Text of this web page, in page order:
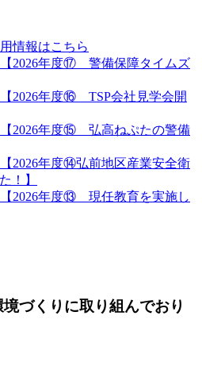
情報はこちら
【2026年度⑰ 警備保障タイムズ
【2026年度⑯ TSP会社見学会開
【2026年度⑮ 弘高ねぷたの警備
【2026年度⑭弘前地区産業安全衛
！】
【2026年度⑬ 現任教育を実施し
づくりに取り組んでおり